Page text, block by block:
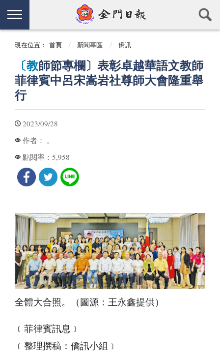
現在位置： 首頁 新聞專區 僑訊
〔教師節專欄〕表彰卓越華語文教師
菲律賓中呂宋嵩岩社尊師大會隆重舉
行
2023/09/28
作者： 。
點閱率： 5,958
全體大合照。（圖源：王永鑫提供）
﹝菲律賓訊息﹞
﹝整理撰稿：僑訊小組﹞